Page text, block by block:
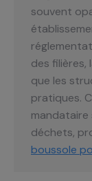
souvent
des
que les
pratiques.
mandataire
déchets,
boussole